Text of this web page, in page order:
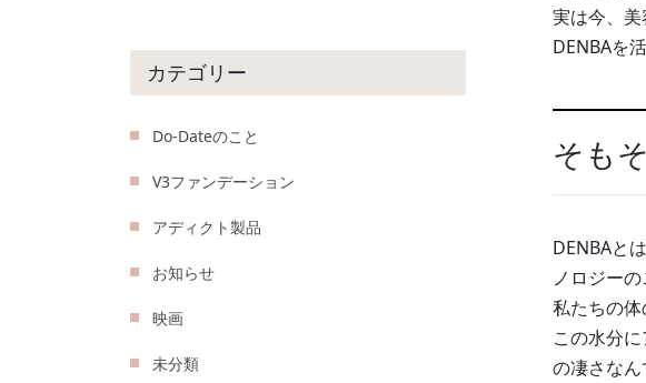
実は今、
DENBAを
そも
DENBAと
ノロジーの
私たちの
この水分
の凄さなん
カテゴリー
Do-Dateのこと
V3ファンデーション
アディクト製品
お知らせ
映画
未分類